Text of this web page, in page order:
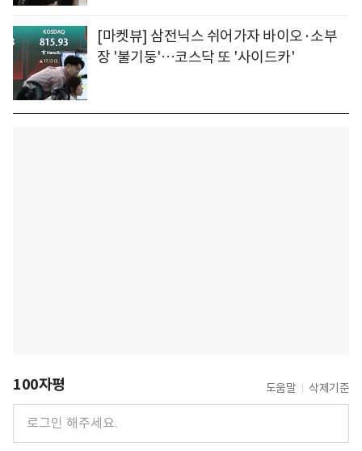
[마켓뷰] 삼전닉스 쉬어가자 바이오·소부
장 '불기둥'…코스닥 또 '사이드카'
100자평 도움말 삭제기준